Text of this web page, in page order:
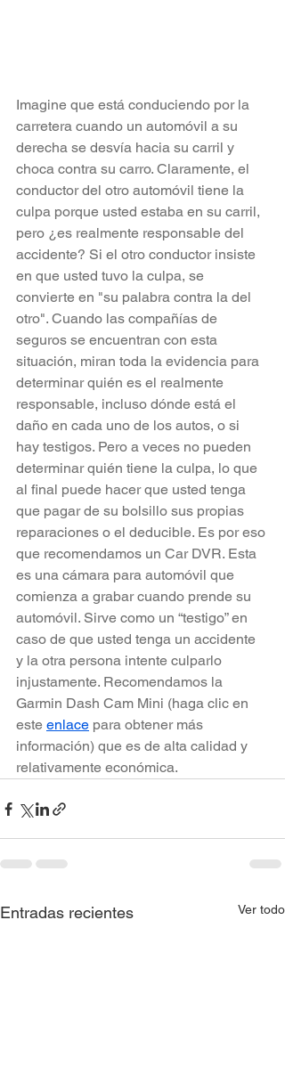
Imagine que está conduciendo por la
carretera cuando un automóvil a su
derecha se desvía hacia su carril y
choca contra su carro. Claramente, el
conductor del otro automóvil tiene la
culpa porque usted estaba en su carril,
pero ¿es realmente responsable del
accidente? Si el otro conductor insiste
en que usted tuvo la culpa, se
convierte en "su palabra contra la del
otro". Cuando las compañías de
seguros se encuentran con esta
situación, miran toda la evidencia para
determinar quién es el realmente
responsable, incluso dónde está el
daño en cada uno de los autos, o si
hay testigos. Pero a veces no pueden
determinar quién tiene la culpa, lo que
al final puede hacer que usted tenga
que pagar de su bolsillo sus propias
reparaciones o el deducible. Es por eso
que recomendamos un Car DVR. Esta
es una cámara para automóvil que
comienza a grabar cuando prende su
automóvil. Sirve como un “testigo” en
caso de que usted tenga un accidente
y la otra persona intente culparlo
injustamente. Recomendamos la
Garmin Dash Cam Mini (haga clic en
este enlace para obtener más
información) que es de alta calidad y
relativamente económica.
Entradas recientes Ver todo